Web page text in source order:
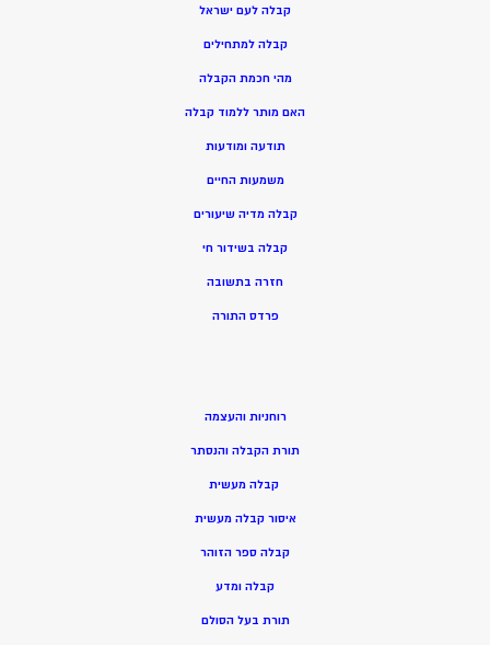
קבלה לעם ישראל
קבלה למתחילים
מהי חכמת הקבלה
האם מותר ללמוד קבלה
תודעה ומודעות
משמעות החיים
קבלה מדיה שיעורים
קבלה בשידור חי
חזרה בתשובה
פרדס התורה
רוחניות והעצמה
תורת הקבלה והנסתר
קבלה מעשית
איסור קבלה מעשית
קבלה ספר הזוהר
קבלה ומדע
תורת בעל הסולם